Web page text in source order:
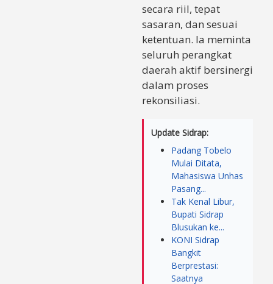
secara riil, tepat
sasaran, dan sesuai
ketentuan. Ia meminta
seluruh perangkat
daerah aktif bersinergi
dalam proses
rekonsiliasi.
Update Sidrap:
Padang Tobelo
Mulai Ditata,
Mahasiswa Unhas
Pasang...
Tak Kenal Libur,
Bupati Sidrap
Blusukan ke...
KONI Sidrap
Bangkit
Berprestasi:
Saatnya